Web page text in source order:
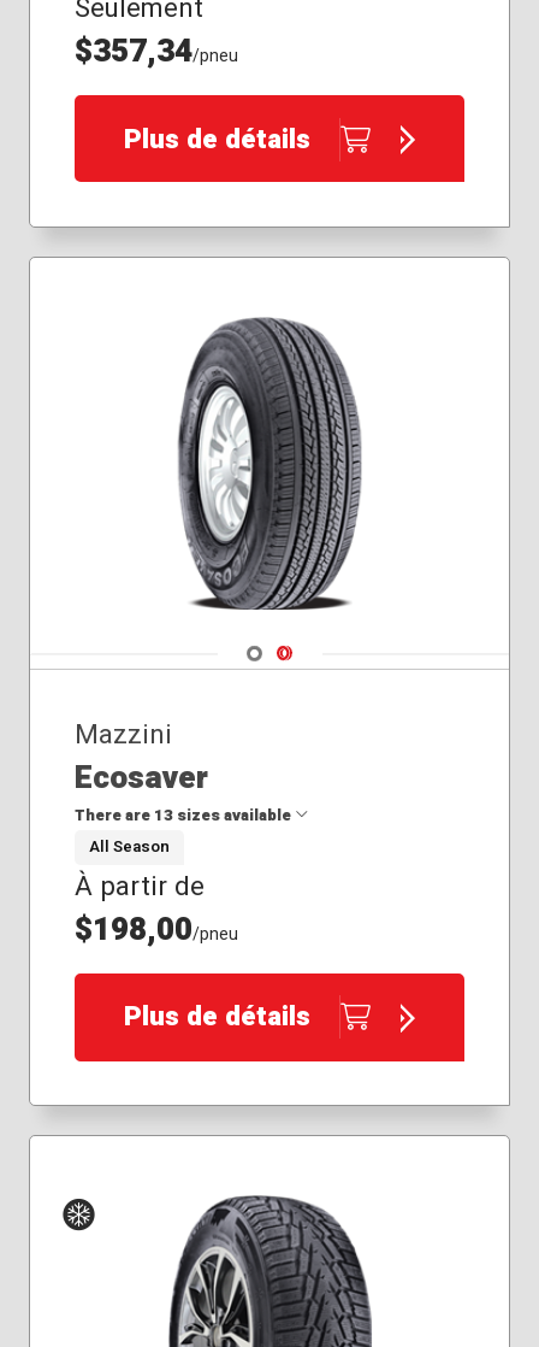
Seulement
$357,34/pneu
Plus de détails
Navigate 1
Navigate 2
Mazzini
Ecosaver
There are 13 sizes available
215/65R16
225/60R17
225/60R18
225/65R17
225/70R16
235/55R18
235/60R17
265/70R17
All Season
À partir de
$198,00/pneu
Plus de détails